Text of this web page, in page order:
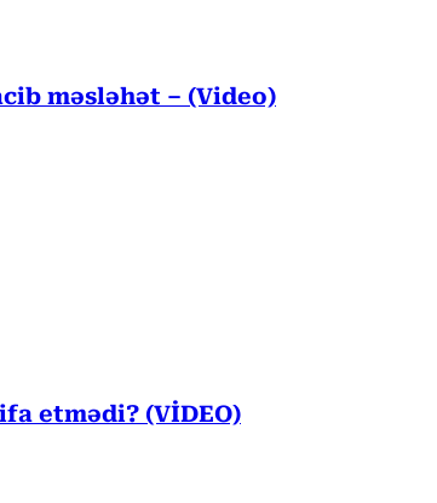
məsləhət – (Video)
etmədi? (VİDEO)